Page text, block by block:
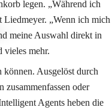
legen. „Während ich
„Wenn ich mich
meine Auswahl direkt in
vieles mehr.
können. Ausgelöst durch
oder
Agents heben die